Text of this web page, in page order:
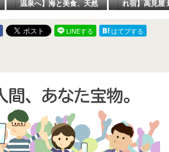
温泉へ】海と美食、天然
温泉に癒される「天然温
泉 海辺の湯」(千葉県鋸山
金谷温泉)で心ほどける休
日を♨️🐟
れ宿】高見屋
紅で、心ほど
温泉旅へ🚢♨️
LINEする
はてブする